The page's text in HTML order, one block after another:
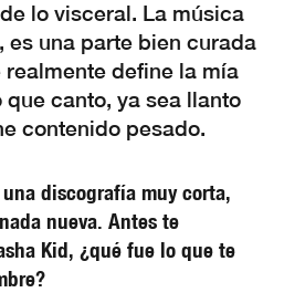
lo visceral. La música
es una parte bien curada
define la mía
canto, ya sea llanto
contenido pesado.
una discografía muy corta,
nueva. Antes te
Kid, ¿qué fue lo que te